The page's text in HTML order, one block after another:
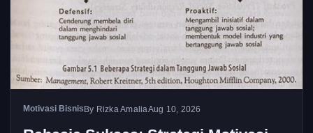
Motivasi BisnisBy Rizka AmaliaAug 10, 2026